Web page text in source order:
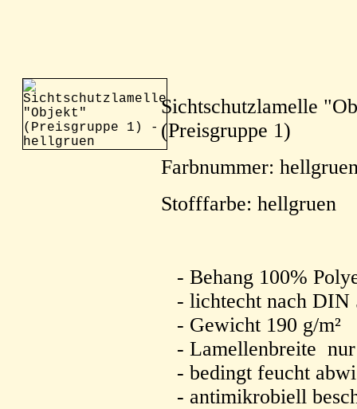
Sichtschutzlamelle
(Preisgruppe 1)
Farbnummer:
Stofffarbe: hellgruen
- Behang 100%
- lichtecht nach DIN
- Gewicht 190 g/m²
- Lamellenbreite
- bedingt feucht
- antimikrobiell